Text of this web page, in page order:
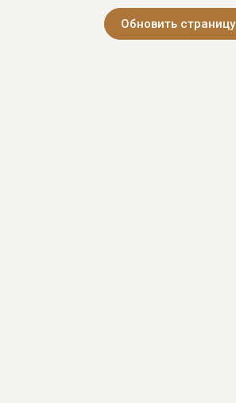
Обновить страницу